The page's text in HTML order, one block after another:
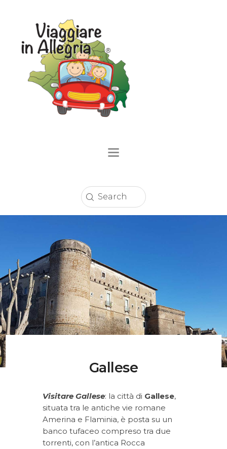
Home
Località
Circuito Sconti
Strutture Ricettive
Contatti
Gallese
Visitare Gallese: la città di Gallese,
situata tra le antiche vie romane
Amerina e Flaminia, è posta su un
banco tufaceo compreso tra due
torrenti, con l’antica Rocca